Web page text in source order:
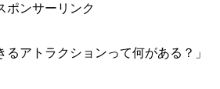
ポンサーリンク
るアトラクションって何がある？」